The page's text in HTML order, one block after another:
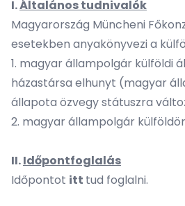
I.Általános tudnivalók
Magyarország Müncheni
esetekben anyakönyvezi a
1. magyar állampolgár külföldi
házastársa elhunyt (magyar
állapota özvegy státuszra
2. magyar állampolgár
II.Időpontfoglalás
Időpontot itt tud foglalni.